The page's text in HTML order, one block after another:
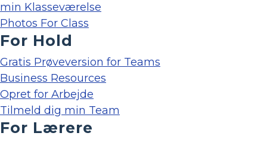
min Klasseværelse
Photos For Class
For Hold
Gratis Prøveversion for Teams
Business Resources
Opret for Arbejde
Tilmeld dig min Team
For Lærere